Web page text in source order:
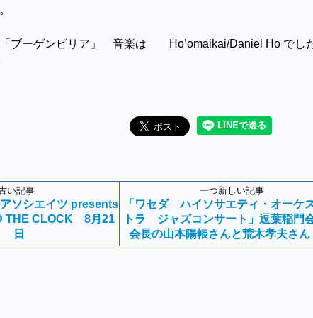
ブーゲンビリア」 音楽は Ho’omaikai/Daniel Ho でした
い記事
ソシエイツ presents
THE CLOCK 8月21
日
一つ新しい記事
「ワセダ ハイソサエティ・オーケ
トラ ジャズコンサート」逗葉稲門
会長の山本陽帳さんと荒木孝夫さん